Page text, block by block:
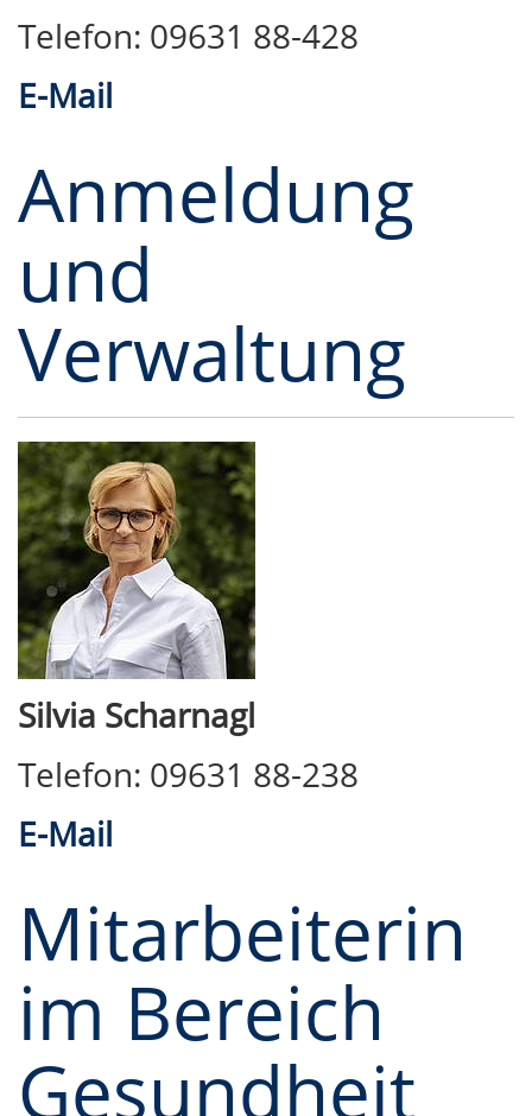
Telefon: 09631 88-428
E-Mail
Anmeldung
und
Verwaltung
Silvia Scharnagl
Telefon: 09631 88-238
E-Mail
Mitarbeiterin
im Bereich
Gesundheit